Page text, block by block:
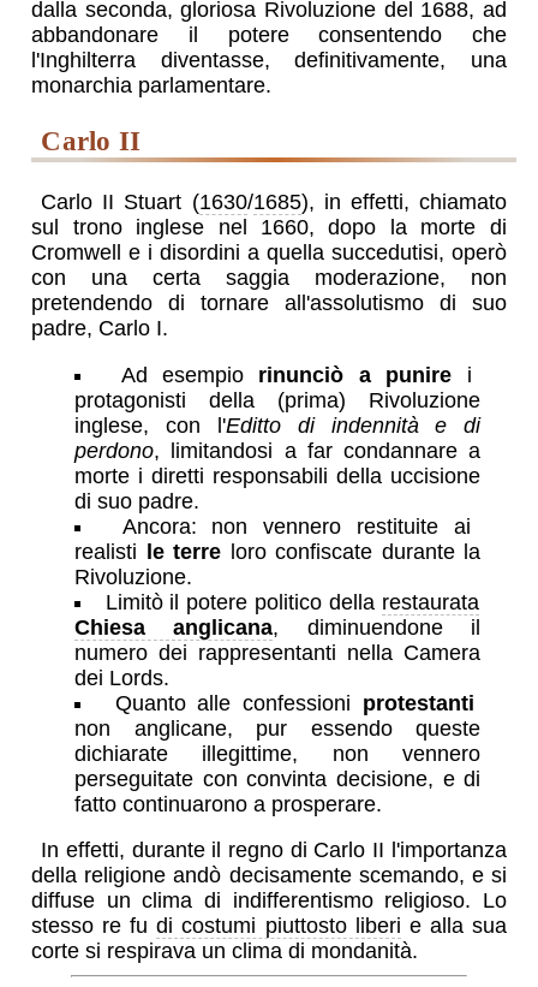
dalla seconda, gloriosa Rivoluzione del 1688, ad
abbandonare il potere consentendo che
l'Inghilterra diventasse, definitivamente, una
monarchia parlamentare.
Carlo II
Carlo II Stuart (1630/1685), in effetti, chiamato
sul trono inglese nel 1660, dopo la morte di
Cromwell e i disordini a quella succedutisi, operò
con una certa saggia moderazione, non
pretendendo di tornare all'assolutismo di suo
padre, Carlo I.
Ad esempio rinunciò a punire i
protagonisti della (prima) Rivoluzione
inglese, con l'Editto di indennità e di
perdono, limitandosi a far condannare a
morte i diretti responsabili della uccisione
di suo padre.
Ancora: non vennero restituite ai
realisti le terre loro confiscate durante la
Rivoluzione.
Limitò il potere politico della restaurata
Chiesa anglicana, diminuendone il
numero dei rappresentanti nella Camera
dei Lords.
Quanto alle confessioni protestanti
non anglicane, pur essendo queste
dichiarate illegittime, non vennero
perseguitate con convinta decisione, e di
fatto continuarono a prosperare.
In effetti, durante il regno di Carlo II l'importanza
della religione andò decisamente scemando, e si
diffuse un clima di indifferentismo religioso. Lo
stesso re fudi costumi piuttosto liberi e alla sua
corte si respirava un clima di mondanità.